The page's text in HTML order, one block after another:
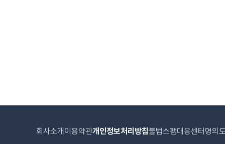
회사소개 이용약관개인정보처리방침불법스팸대응센터 명의